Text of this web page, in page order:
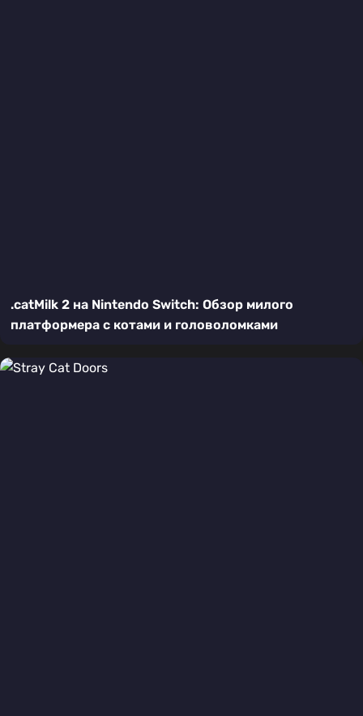
.catMilk 2 на Nintendo Switch: Обзор милого
платформера с котами и головоломками